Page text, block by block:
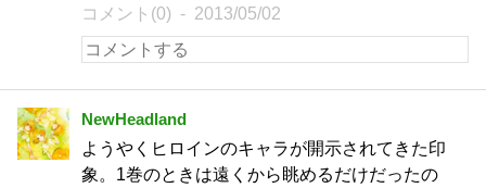
コメント(0) 2013/05/02
NewHeadland
ようやくヒロインのキャラが開示されてきた印
象。1巻のときは遠くから眺めるだけだったの